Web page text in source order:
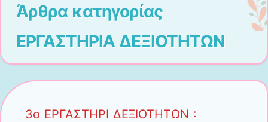
Άρθρα κατηγορίας
ΕΡΓΑΣΤΗΡΙΑ ΔΕΞΙΟΤΗΤΩΝ
3ο ΕΡΓΑΣΤΗΡΙ ΔΕΞΙΟΤΗΤΩΝ :